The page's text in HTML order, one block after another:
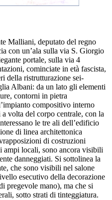
Malliani, deputato del regno
con un’ala sulla via S. Giorgio
portale, sulla via 4
cominciate in età fascista,
della ristrutturazione sei-
Albani: da un lato gli elementi
contorni in pietra
compositivo interno
volta del corpo centrale, con la
le tre ali dell’edificio
di linea architettonica
di costruzioni
ampi locali, sono ancora visibili
danneggiati. Si sottolinea la
che sono visibili nel salone
esecutivo della decorazione
pregevole mano), ma che si
sotto strati di tinteggiatura.